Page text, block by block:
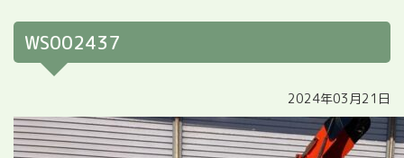
WS002437
2024年03月21日